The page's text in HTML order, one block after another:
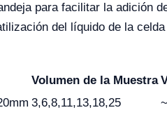
para facilitar la adición
del líquido de la
Volumen de la Muestra
3,6,8,11,13,18,25